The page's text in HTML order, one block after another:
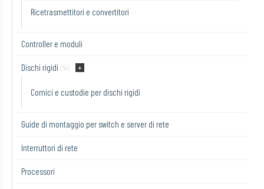
Ricetrasmettitori e convertitori
Controller e moduli
Dischi rigidi (54)
Cornici e custodie per dischi rigidi
Guide di montaggio per switch e server di rete
Interruttori di rete
Processori